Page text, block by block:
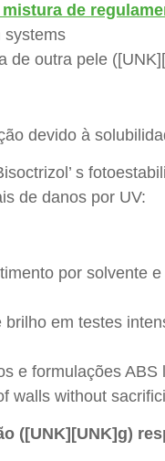
de
systems
de outra pele
devido à
s
de danos por UV:
por solvente
em testes
e formulações ABS
walls without
([UNK][UNK]g)